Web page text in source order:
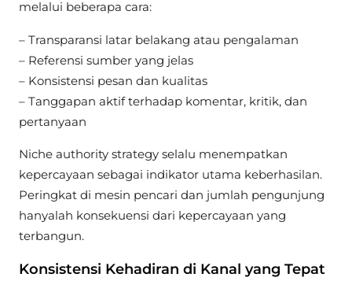
melalui beberapa cara:
– Transparansi latar belakang atau pengalaman
– Referensi sumber yang jelas
– Konsistensi pesan dan kualitas
– Tanggapan aktif terhadap komentar, kritik, dan
pertanyaan
Niche authority strategy selalu menempatkan
kepercayaan sebagai indikator utama keberhasilan.
Peringkat di mesin pencari dan jumlah pengunjung
hanyalah konsekuensi dari kepercayaan yang
terbangun.
Konsistensi Kehadiran di Kanal yang Tepat